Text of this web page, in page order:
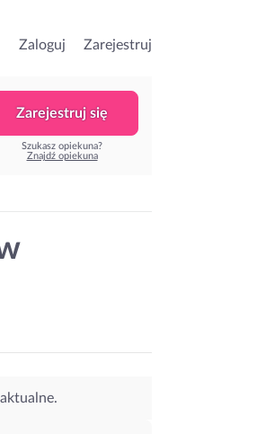
Zaloguj Zarejestruj
Zarejestruj się
Szukasz opiekuna?
Znajdź opiekuna